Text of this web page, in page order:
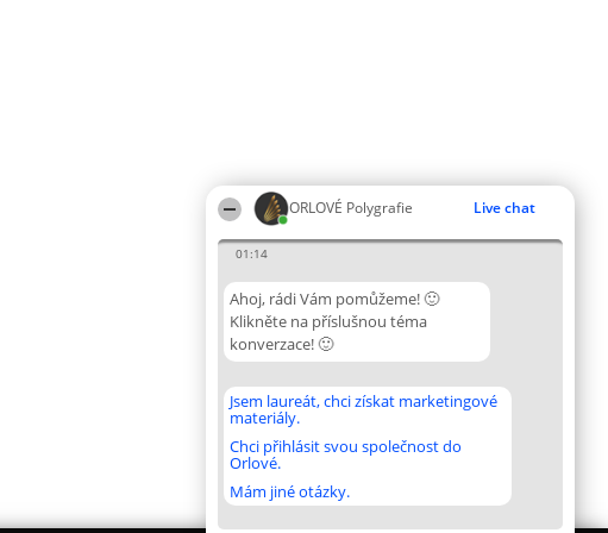
ORLOVÉ Polygrafie Live chat
01:14
Ahoj, rádi Vám pomůžeme! 🙂
Klikněte na příslušnou téma
konverzace! 🙂
Jsem laureát, chci získat marketingové
materiály.
Chci přihlásit svou společnost do
Orlové.
Mám jiné otázky.